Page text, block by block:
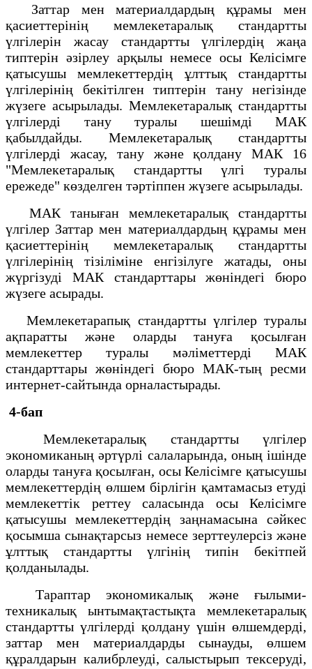
Заттар мен материалдардың құрамы мен
қасиеттерінің мемлекетаралық стандартты
үлгілерін жасау стандартты үлгілердің жаңа
типтерін әзірлеу арқылы немесе осы Келісімге
қатысушы мемлекеттердің ұлттық стандартты
үлгілерінің бекітілген типтерін тану негізінде
жүзеге асырылады. Мемлекетаралық стандартты
үлгілерді тану туралы шешімді МАК
қабылдайды. Мемлекетаралық стандартты
үлгілерді жасау, тану және қолдану МАК 16
"Мемлекетаралық стандартты үлгі туралы
ережеде" көзделген тәртіппен жүзеге асырылады.
МАК таныған мемлекетаралық стандартты
үлгілер Заттар мен материалдардың құрамы мен
қасиеттерінің мемлекетаралық стандартты
үлгілерінің тізіліміне енгізілуге жатады, оны
жүргізуді МАК стандарттары жөніндегі бюро
жүзеге асырады.
Мемлекетарапық стандартты үлгілер туралы
ақпаратты және оларды тануға қосылған
мемлекеттер туралы мәліметтерді МАК
стандарттары жөніндегі бюро МАК-тың ресми
интернет-сайтында орналастырады.
4-бап
Мемлекетаралық стандартты үлгілер
экономиканың әртүрлі салаларында, оның ішінде
оларды тануға қосылған, осы Келісімге қатысушы
мемлекеттердің өлшем бірлігін қамтамасыз етуді
мемлекеттік реттеу саласында осы Келісімге
қатысушы мемлекеттердің заңнамасына сәйкес
қосымша сынақтарсыз немесе зерттеулерсіз және
ұлттық стандартты үлгінің типін бекітпей
қолданылады.
Тараптар экономикалық және ғылыми-
техникалық ынтымақтастықта мемлекетаралық
стандартты үлгілерді қолдану үшін өлшемдерді,
заттар мен материалдарды сынауды, өлшем
құралдарын калибрлеуді, салыстырып тексеруді,